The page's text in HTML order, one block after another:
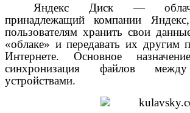
Яндекс Диск —
принадлежащий компании
пользователям хранить свои
«облаке» и передавать их другим
Интернете. Основное
синхронизация файлов
устройствами.